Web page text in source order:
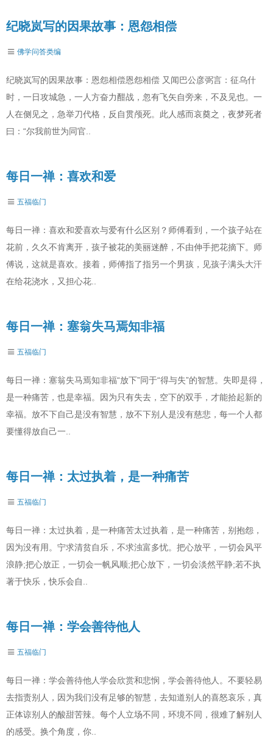
纪晓岚写的因果故事：恩怨相偿
佛学问答类编
纪晓岚写的因果故事：恩怨相偿恩怨相偿 又闻巴公彦弼言：征乌什
时，一日攻城急，一人方奋力酣战，忽有飞矢自旁来，不及见也。一
人在侧见之，急举刀代格，反自贯颅死。此人感而哀奠之，夜梦死者
曰：“尔我前世为同官..
每日一禅：喜欢和爱
五福临门
每日一禅：喜欢和爱喜欢与爱有什么区别？师傅看到，一个孩子站在
花前，久久不肯离开，孩子被花的美丽迷醉，不由伸手把花摘下。师
傅说，这就是喜欢。接着，师傅指了指另一个男孩，见孩子满头大汗
在给花浇水，又担心花..
每日一禅：塞翁失马焉知非福
五福临门
每日一禅：塞翁失马焉知非福“放下”同于“得与失”的智慧。失即是得，
是一种痛苦，也是幸福。因为只有失去，空下的双手，才能拾起新的
幸福。放不下自己是没有智慧，放不下别人是没有慈悲，每一个人都
要懂得放自己一..
每日一禅：太过执着，是一种痛苦
五福临门
每日一禅：太过执着，是一种痛苦太过执着，是一种痛苦，别抱怨，
因为没有用。宁求清贫自乐，不求浊富多忧。把心放平，一切会风平
浪静;把心放正，一切会一帆风顺;把心放下，一切会淡然平静;若不执
著于快乐，快乐会自..
每日一禅：学会善待他人
五福临门
每日一禅：学会善待他人学会欣赏和悲悯，学会善待他人。不要轻易
去指责别人，因为我们没有足够的智慧，去知道别人的喜怒哀乐，真
正体谅别人的酸甜苦辣。每个人立场不同，环境不同，很难了解别人
的感受。换个角度，你..